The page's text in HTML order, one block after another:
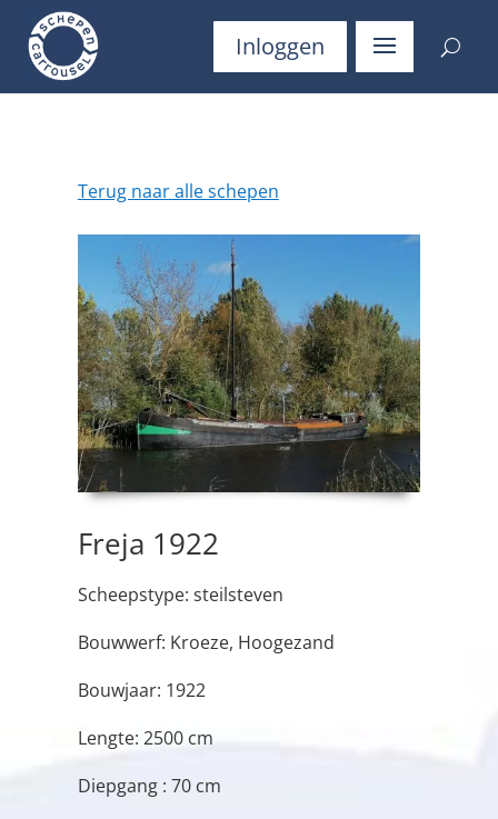
Inloggen
Terug naar alle schepen
Freja 1922
Scheepstype: steilsteven
Bouwwerf: Kroeze, Hoogezand
Bouwjaar: 1922
Lengte: 2500 cm
Diepgang : 70 cm